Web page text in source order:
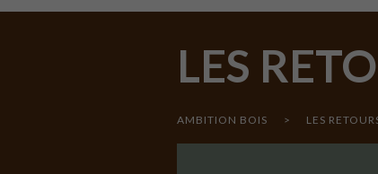
LES
AMBITION BOIS > LES